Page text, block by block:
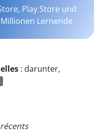
Play Store und
Lernende
: darunter,